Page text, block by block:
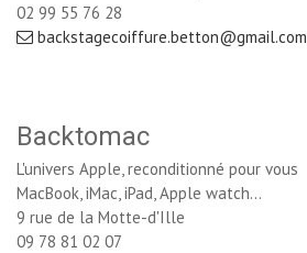
02 99 55 76 28
backstagecoiffure.betton@gmail.com
Backtomac
L'univers Apple, reconditionné pour vous
MacBook, iMac, iPad, Apple watch...
9 rue de la Motte-d'Ille
09 78 81 02 07